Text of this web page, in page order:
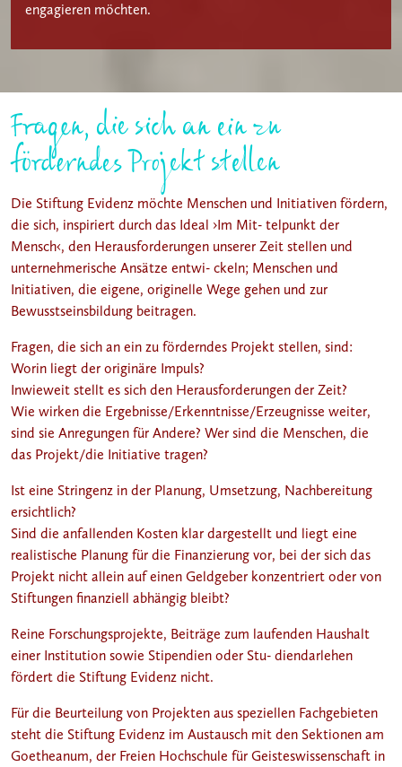
engagieren möchten.
Fragen, die sich an ein zu
förderndes Projekt stellen
Die Stiftung Evidenz möchte Menschen und Initiativen fördern,
die sich, inspiriert durch das Ideal ›Im Mit- telpunkt der
Mensch‹, den Herausforderungen unserer Zeit stellen und
unternehmerische Ansätze entwi- ckeln; Menschen und
Initiativen, die eigene, originelle Wege gehen und zur
Bewusstseinsbildung beitragen.
Fragen, die sich an ein zu förderndes Projekt stellen, sind:
Worin liegt der originäre Impuls?
Inwieweit stellt es sich den Herausforderungen der Zeit?
Wie wirken die Ergebnisse/Erkenntnisse/Erzeugnisse weiter,
sind sie Anregungen für Andere? Wer sind die Menschen, die
das Projekt/die Initiative tragen?
Ist eine Stringenz in der Planung, Umsetzung, Nachbereitung
ersichtlich?
Sind die anfallenden Kosten klar dargestellt und liegt eine
realistische Planung für die Finanzierung vor, bei der sich das
Projekt nicht allein auf einen Geldgeber konzentriert oder von
Stiftungen finanziell abhängig bleibt?
Reine Forschungsprojekte, Beiträge zum laufenden Haushalt
einer Institution sowie Stipendien oder Stu- diendarlehen
fördert die Stiftung Evidenz nicht.
Für die Beurteilung von Projekten aus speziellen Fachgebieten
steht die Stiftung Evidenz im Austausch mit den Sektionen am
Goetheanum, der Freien Hochschule für Geisteswissenschaft in